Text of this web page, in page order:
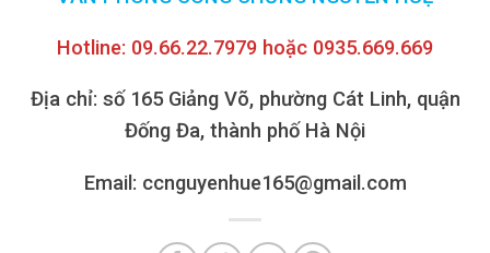
Hotline: 09.66.22.7979 hoặc 0935.669.669
Địa chỉ: số 165 Giảng Võ, phường Cát Linh, quận
Đống Đa, thành phố Hà Nội
Email: ccnguyenhue165@gmail.com